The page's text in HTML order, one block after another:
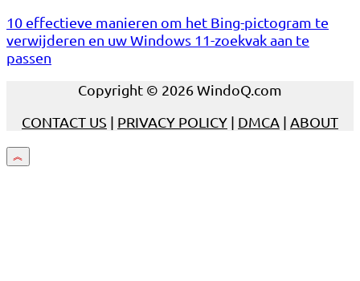
10 effectieve manieren om het Bing-pictogram te
verwijderen en uw Windows 11-zoekvak aan te
passen
Copyright © 2026 WindoQ.com
CONTACT US | PRIVACY POLICY | DMCA | ABOUT